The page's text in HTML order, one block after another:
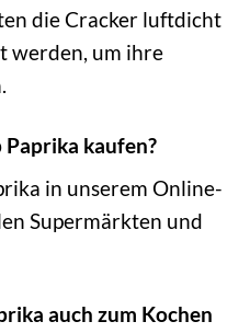
die Cracker luftdicht
werden, um ihre
Paprika kaufen?
in unserem Online-
Supermärkten und
auch zum Kochen